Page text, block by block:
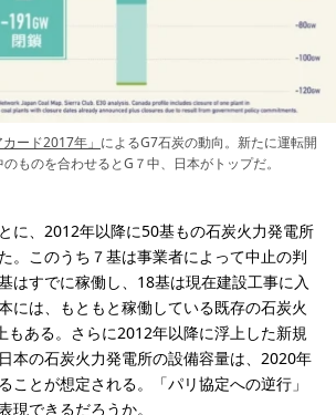
ード2017年」 によるG7石炭の動向。新たに運転開
ものを合わせるとG７中、日本がトップだ。
に、2012年以降に50基もの石炭火力発電所
。このうち７基は事業者によって中止の判
はすでに稼働し、18基は現在建設工事に入
には、もともと稼働している既存の石炭火
もある。さらに2012年以降に浮上した新規
本の石炭火力発電所の設備容量は、2020年
ことが想定される。「パリ協定への逆行」
現できるだろうか。